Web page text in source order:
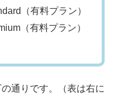
（有料プラン）
（有料プラン）
通りです。（表は右に